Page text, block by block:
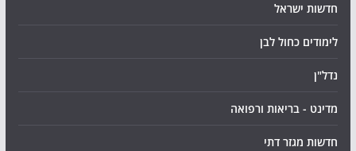
חדשות ישראל
לימודים כחול לבן
נדל"ן
מדינט - בריאות ורפואה
חדשות מגזר דתי